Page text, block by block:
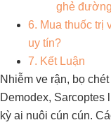
ghẻ
6. Mua thuốc trị
uy tín?
7. Kết Luận
Nhiễm ve rận, bọ
Demodex,
kỳ ai nuôi cún cún.